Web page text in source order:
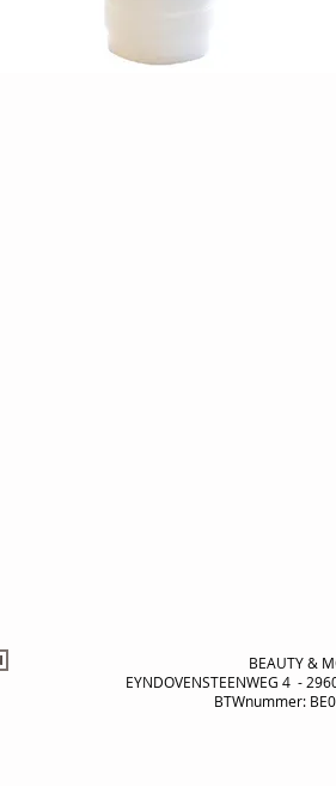
BEAUTY &
EYNDOVENSTEENWEG 4 -
BTWnummer: